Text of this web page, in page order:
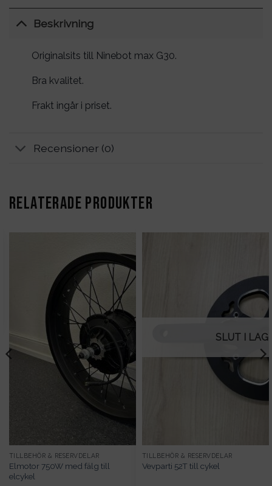
Beskrivning
Originalsits till Ninebot max G30.
Bra kvalitet.
Frakt ingår i priset.
Recensioner (0)
RELATERADE PRODUKTER
TILLBEHÖR & RESERVDELAR
Elmotor 750W med fälg till
elcykel
SLUT I
TILLBEHÖR & RESERVDELAR
Vevparti 52T till cykel